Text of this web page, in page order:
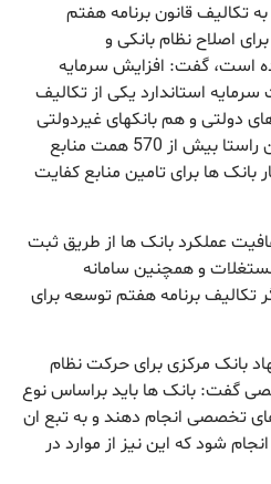
تکالیف قانون برنامه هفتم
توسعه که در مواد 8 و 9 و 10 برای اصلاح نظام بانکی و
است، گفت: افزایش سرمایه
استاندارد یکی از تکالیف
دولتی و هم بانک­های غیردولتی
باید ان را عملیاتی کنند. در این راستا بیش از 570 همت منابع
بانک ها برای تامین منابع کفایت
عملکرد بانک ها از طریق ثبت
و همچنین سامانه
تکالیف برنامه هفتم توسعه برای
بانک مرکزی برای حرکت نظام
گفت: بانک ها باید براساس نوع
تخصصی انجام دهند و به تبع ان
شود که این نیز از موارد در